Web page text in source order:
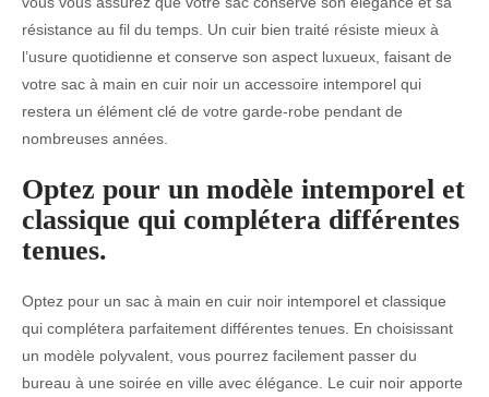
résistance au fil du temps. Un cuir bien traité résiste mieux à
l’usure quotidienne et conserve son aspect luxueux, faisant de
votre sac à main en cuir noir un accessoire intemporel qui
restera un élément clé de votre garde-robe pendant de
nombreuses années.
Optez pour un modèle intemporel et
classique qui complétera différentes
tenues.
Optez pour un sac à main en cuir noir intemporel et classique
qui complétera parfaitement différentes tenues. En choisissant
un modèle polyvalent, vous pourrez facilement passer du
bureau à une soirée en ville avec élégance. Le cuir noir apporte